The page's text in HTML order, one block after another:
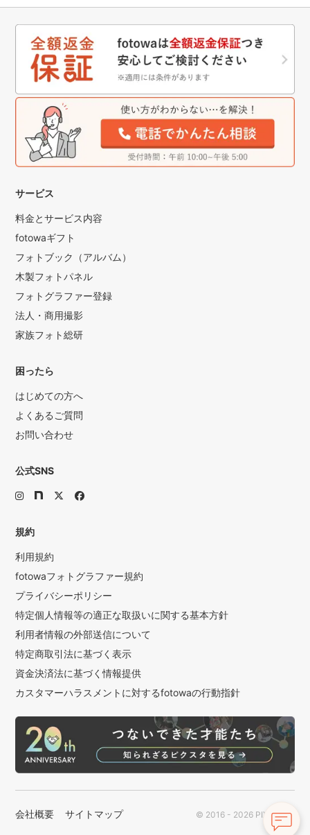
サービス
料金とサービス内容
fotowaギフト
フォトブック（アルバム）
木製フォトパネル
フォトグラファー登録
法人・商用撮影
家族フォト総研
困ったら
はじめての方へ
よくあるご質問
お問い合わせ
公式SNS
規約
利用規約
fotowaフォトグラファー規約
プライバシーポリシー
特定個人情報等の適正な取扱いに関する基本方針
利用者情報の外部送信について
特定商取引法に基づく表示
資金決済法に基づく情報提供
カスタマーハラスメントに対するfotowaの行動指針
会社概要 サイトマップ © 2016 - 2026 PIXTA Inc.